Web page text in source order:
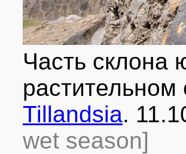
Часть склона
Tillandsia.
wet season]